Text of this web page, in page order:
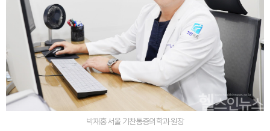
박재홍 서울 기찬통증의학과 원장